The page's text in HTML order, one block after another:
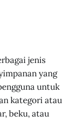
jenis
yang
untuk
kategori atau
beku, atau